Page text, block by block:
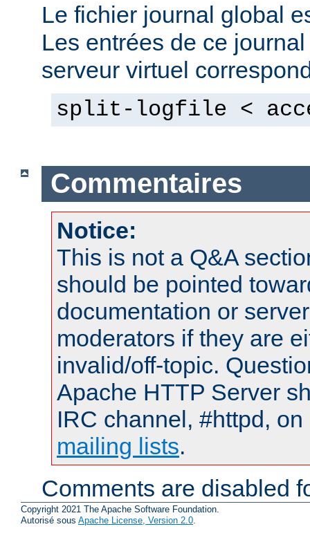
Le fichier journal global
Les entrées de ce
serveur virtuel
split-logfile <
Commentaires
Notice:
This is not a Q&A
should be pointed
documentation or
moderators if they are
invalid/off-topic.
Apache HTTP Server
IRC channel, #httpd,
mailing lists.
Comments are disabled
Copyright 2021 The Apache Software Foundation.
Autorisé sous Apache License, Version 2.0.